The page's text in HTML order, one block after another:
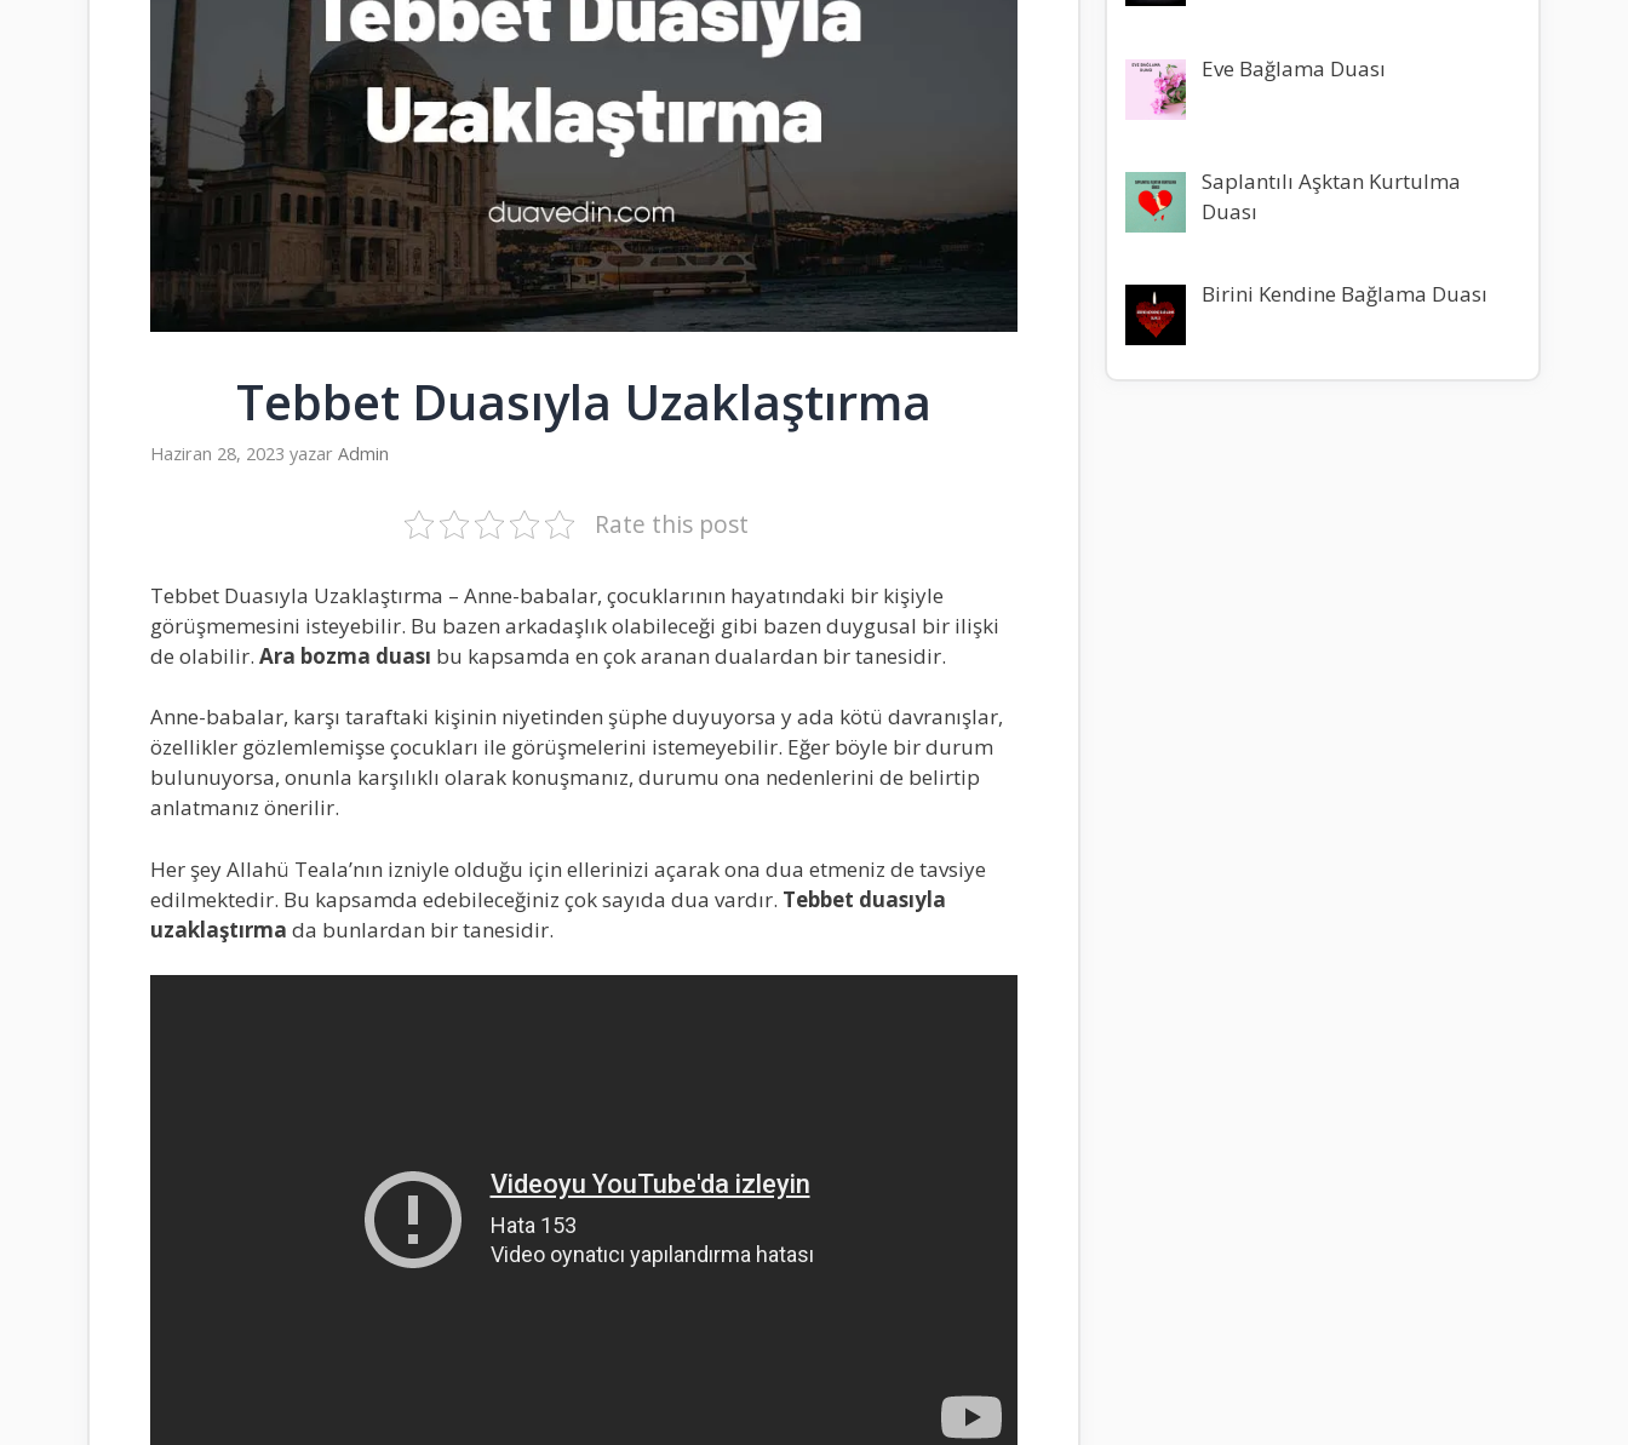
Tebbet Duasıyla Uzaklaştırma
Haziran 28, 2023 yazar Admin
Rate this post
Tebbet Duasıyla Uzaklaştırma – Anne-babalar, çocuklarının hayatındaki bir kişiyle
görüşmemesini isteyebilir. Bu bazen arkadaşlık olabileceği gibi bazen duygusal bir ilişki
de olabilir. Ara bozma duası bu kapsamda en çok aranan dualardan bir tanesidir.
Anne-babalar, karşı taraftaki kişinin niyetinden şüphe duyuyorsa y ada kötü davranışlar,
özellikler gözlemlemişse çocukları ile görüşmelerini istemeyebilir. Eğer böyle bir durum
bulunuyorsa, onunla karşılıklı olarak konuşmanız, durumu ona nedenlerini de belirtip
anlatmanız önerilir.
Her şey Allahü Teala’nın izniyle olduğu için ellerinizi açarak ona dua etmeniz de tavsiye
edilmektedir. Bu kapsamda edebileceğiniz çok sayıda dua vardır. Tebbet duasıyla
uzaklaştırma da bunlardan bir tanesidir.
Eve Bağlama Duası
Saplantılı Aşktan Kurtulma
Duası
Birini Kendine Bağlama Duası